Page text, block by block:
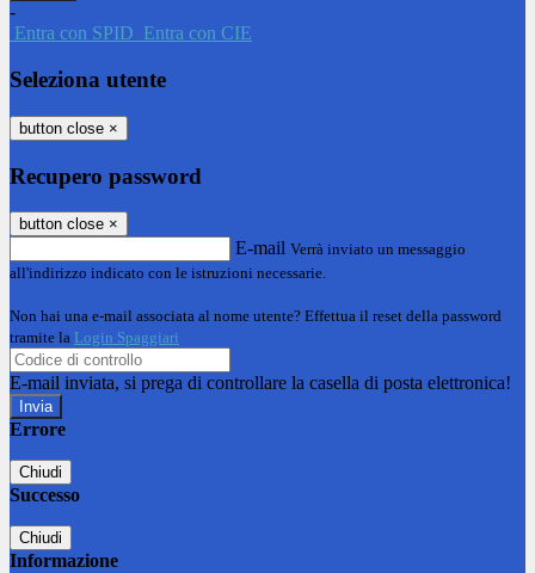
-
Entra con SPID Entra con CIE
Seleziona utente
button close ×
Recupero password
button close ×
E-mail Verrà inviato un messaggio
all'indirizzo indicato con le istruzioni necessarie.
Non hai una e-mail associata al nome utente? Effettua il reset della password
tramite la Login Spaggiari
E-mail inviata, si prega di controllare la casella di posta elettronica!
Errore
Chiudi
Successo
Chiudi
Informazione